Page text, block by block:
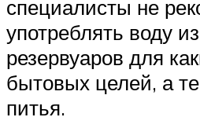
специалисты не
употреблять воду
резервуаров для
бытовых целей, а
питья.